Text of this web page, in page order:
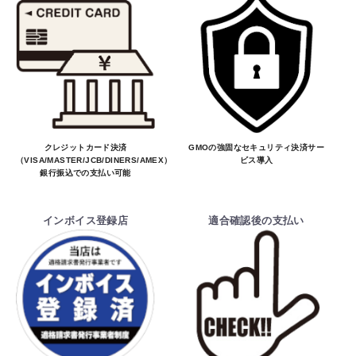
クレジットカード決済
（VISA/MASTER/JCB/DINERS/AMEX）、
銀行振込での支払い可能
GMOの強固なセキュリティ決済サー
ビス導入
インボイス登録店 適合確認後の支払い